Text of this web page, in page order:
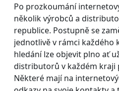
Po prozkoumání
několik výrobců a
republice. Postupně se
jednotlivě v rámci každého
hledání lze objevit plno ať
distributorů v každém kraji
Některé mají na